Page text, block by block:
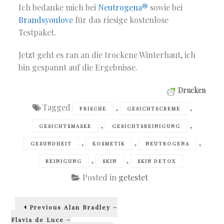
Ich bedanke mich bei Neutrogena® sowie bei
Brandsyoulove für das riesige kostenlose
Testpaket.
Jetzt geht es ran an die trockene Winterhaut, ich
bin gespannt auf die Ergebnisse.
Drucken
Tagged FRISCHE , GESICHTSCREME ,
GESICHTSMASKE , GESICHTSREINIGUNG ,
GESUNDHEIT , KOSMETIK , NEUTROGENA ,
REINIGUNG , SKIN , SKIN DETOX
Posted in getestet
Beitragsnavigation
Previous
Previous
Alan Bradley –
Flavia de Luce –